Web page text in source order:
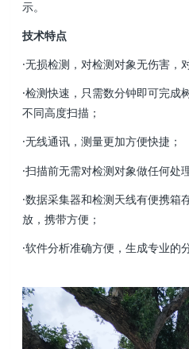
示。
技术特点
·无损检测，对检测对象无伤害，
·检测快速，只需数分钟即可完成
不同高度扫描；
·无线通讯，测量更加方便快捷；
·扫描前无需对检测对象做任何处
·数据采集器和检测天线有便携箱
放，携带方便；
·软件分析准确方便，生成专业的